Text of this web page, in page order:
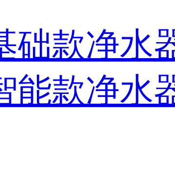
础款净水
能款净水